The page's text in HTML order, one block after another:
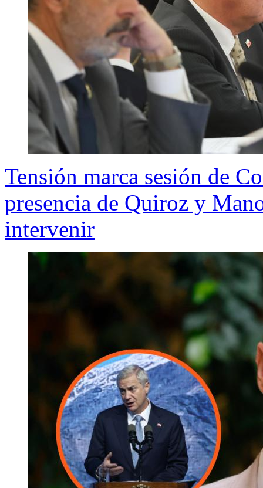
Tensión marca sesión de
presencia de Quiroz y
intervenir